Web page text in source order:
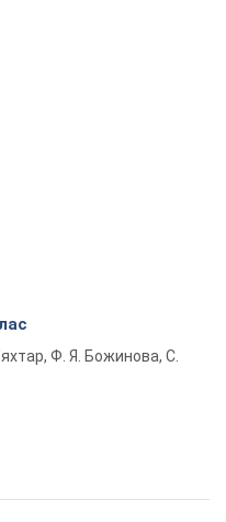
Ф. Я. Божинова, С.